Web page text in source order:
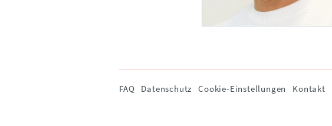
Navigation
FAQ Datenschutz Cookie-Einstellungen Kontakt